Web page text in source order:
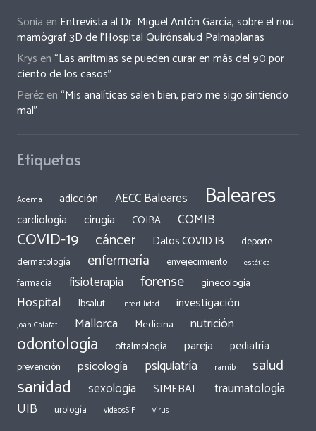
Sonia en Entrevista al Dr. Miguel Antón García, sobre el nou
mamògraf 3D de l’Hospital Quirónsalud Palmaplanas
Krys en“Las arritmias se pueden curar en más del 90 por
ciento de los casos”
Perézen“Mis analíticas salen bien, pero me sigo sintiendo
mal”
Etiquetas
Adema adicción AECC Baleares Baleares
cardiología cirugía COIBA COMIB
COVID-19 cáncer Datos COVID IB
deporte
dermatología
enfermería envejecimiento estética
farmacia fisioterapia forense ginecología
Hospital Ibsalut infertilidad investigación
Joan Calafat Mallorca Medicina nutrición
odontología oftalmología pareja pediatría
prevención psicología psiquiatría ramib salud
sanidad sexologia SIMEBAL traumatología
UIB urología videosSiF virus